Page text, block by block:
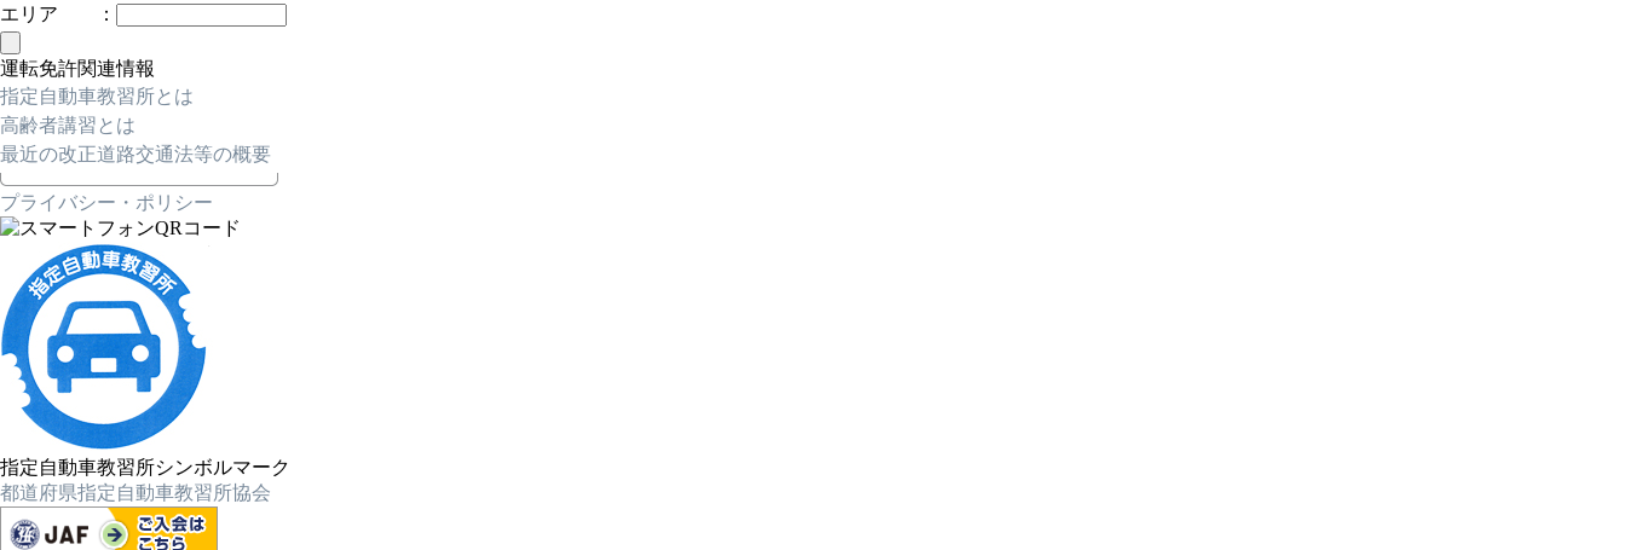
エリア ：
運転免許関連情報
指定自動車教習所とは
高齢者講習とは
最近の改正道路交通法等の概要
プライバシー・ポリシー
指定自動車教習所シンボルマーク
都道府県指定自動車教習所協会